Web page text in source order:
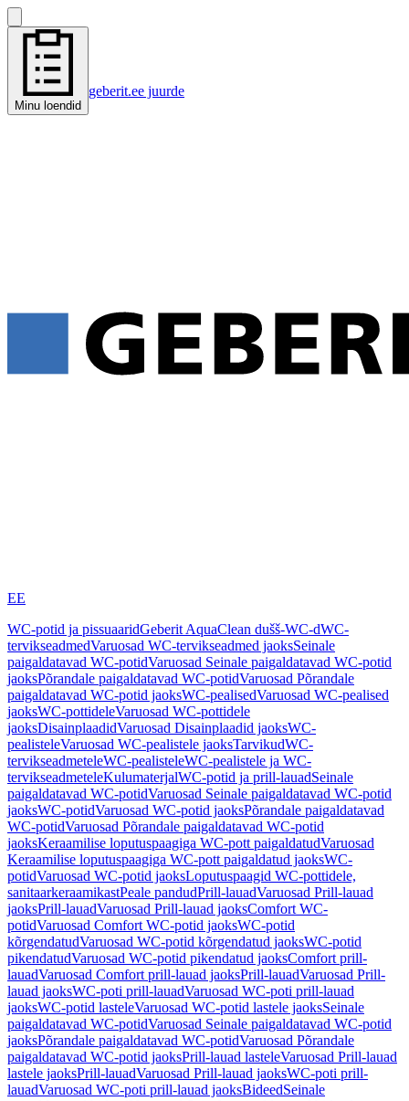
Minu loendid
geberit.ee juurde
EE
WC-potid ja pissuaaridGeberit AquaClean dušš-WC-dWC-
tervikseadmedVaruosad WC-tervikseadmed jaoksSeinale
paigaldatavad WC-potidVaruosad Seinale paigaldatavad WC-potid
jaoksPõrandale paigaldatavad WC-potidVaruosad Põrandale
paigaldatavad WC-potid jaoksWC-pealisedVaruosad WC-pealised
jaoksWC-pottideleVaruosad WC-pottidele
jaoksDisainplaadidVaruosad Disainplaadid jaoksWC-
pealisteleVaruosad WC-pealistele jaoksTarvikudWC-
tervikseadmeteleWC-pealisteleWC-pealistele ja WC-
tervikseadmeteleKulumaterjalWC-potid ja prill-lauadSeinale
paigaldatavad WC-potidVaruosad Seinale paigaldatavad WC-potid
jaoksWC-potidVaruosad WC-potid jaoksPõrandale paigaldatavad
WC-potidVaruosad Põrandale paigaldatavad WC-potid
jaoksKeraamilise loputuspaagiga WC-pott paigaldatudVaruosad
Keraamilise loputuspaagiga WC-pott paigaldatud jaoksWC-
potidVaruosad WC-potid jaoksLoputuspaagid WC-pottidele,
sanitaarkeraamikastPeale pandudPrill-lauadVaruosad Prill-lauad
jaoksPrill-lauadVaruosad Prill-lauad jaoksComfort WC-
potidVaruosad Comfort WC-potid jaoksWC-potid
kõrgendatudVaruosad WC-potid kõrgendatud jaoksWC-potid
pikendatudVaruosad WC-potid pikendatud jaoksComfort prill-
lauadVaruosad Comfort prill-lauad jaoksPrill-lauadVaruosad Prill-
lauad jaoksWC-poti prill-lauadVaruosad WC-poti prill-lauad
jaoksWC-potid lasteleVaruosad WC-potid lastele jaoksSeinale
paigaldatavad WC-potidVaruosad Seinale paigaldatavad WC-potid
jaoksPõrandale paigaldatavad WC-potidVaruosad Põrandale
paigaldatavad WC-potid jaoksPrill-lauad lasteleVaruosad Prill-lauad
lastele jaoksPrill-lauadVaruosad Prill-lauad jaoksWC-poti prill-
lauadVaruosad WC-poti prill-lauad jaoksBideedSeinale